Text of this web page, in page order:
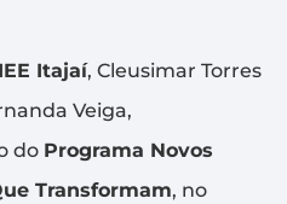
Itajaí, Cleusimar Torres
Veiga,
do Programa Novos
Transformam, no